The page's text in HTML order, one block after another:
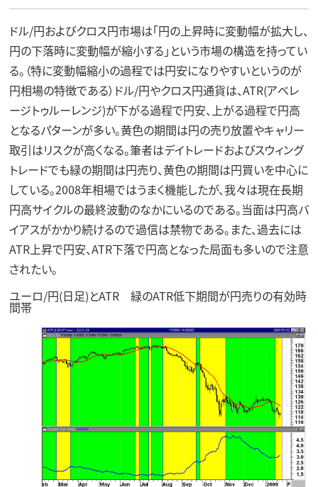
ドル/円およびクロス円市場は「円の上昇時に変動幅が拡大し、
円の下落時に変動幅が縮小する」という市場の構造を持ってい
る。（特に変動幅縮小の過程では円安になりやすいというのが
円相場の特徴である）ドル/円やクロス円通貨は、ATR(アベレ
ージトゥルーレンジ)が下がる過程で円安、上がる過程で円高
となるパターンが多い。黄色の期間は円の売り放置やキャリー
取引はリスクが高くなる。筆者はデイトレードおよびスウィング
トレードでも緑の期間は円売り、黄色の期間は円買いを中心に
している。2008年相場ではうまく機能したが、我々は現在長期
円高サイクルの最終波動のなかにいるのである。当面は円高バ
イアスがかかり続けるので過信は禁物である。また、過去には
ATR上昇で円安、ATR下落で円高となった局面も多いので注意
されたい。
ユーロ/円(日足)とATR 緑のATR低下期間が円売りの有効時
間帯